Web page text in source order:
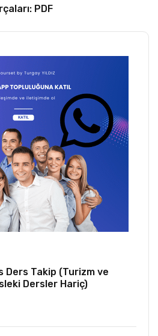
PDF
Ders Takip (Turizm ve
Dersler Hariç)